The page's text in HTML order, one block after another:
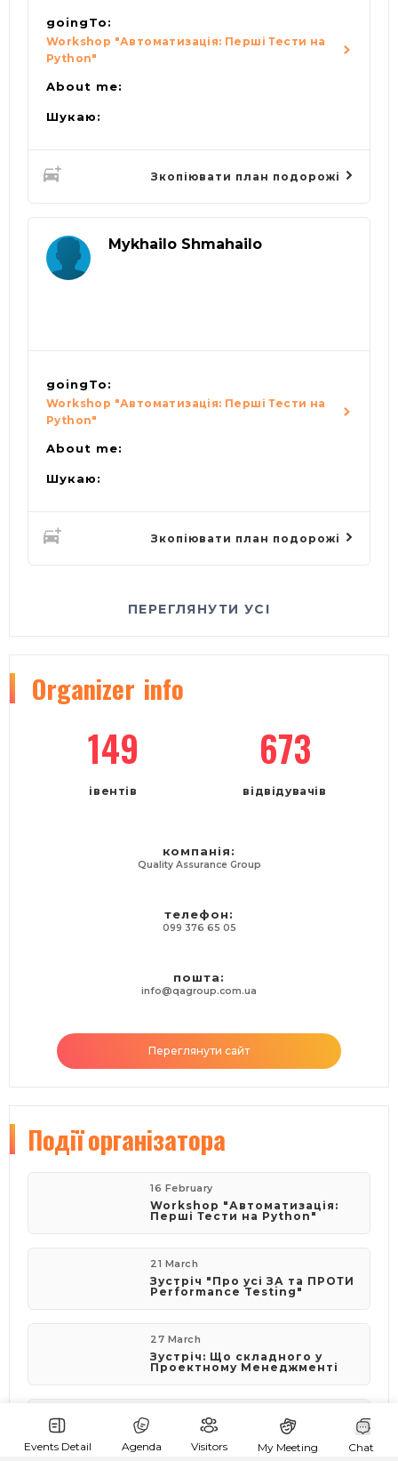
goingTo:
Workshop "Автоматизація: Перші Тести на
Python"
About me:
Шукаю:
Зкопіювати план подорожі
Mykhailo Shmahailo
goingTo:
Workshop "Автоматизація: Перші Тести на
Python"
About me:
Шукаю:
Зкопіювати план подорожі
ПЕРЕГЛЯНУТИ УСІ
Organizer info
149
івентів
673
відвідувачів
компанія:
Quality Assurance Group
телефон:
099 376 65 05
пошта:
info@qagroup.com.ua
Переглянути сайт
Подіїорганізатора
16 February
Workshop "Автоматизація:
Перші Тести на Python"
21 March
Зустріч "Про усі ЗА та ПРОТИ
Performance Testing"
27 March
Зустріч: Що складного у
Проектному Менеджменті
Workshop про Реляційні Бази
Даних \ SQL
Events Detail Agenda Visitors My Meeting Chat